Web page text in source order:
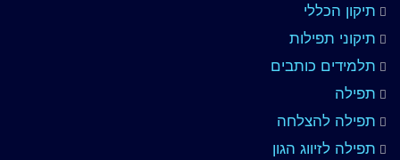
תיקון הכללי
תיקוני תפילות
תלמידים כותבים
תפילה
תפילה להצלחה
תפילה לזיווג הגון